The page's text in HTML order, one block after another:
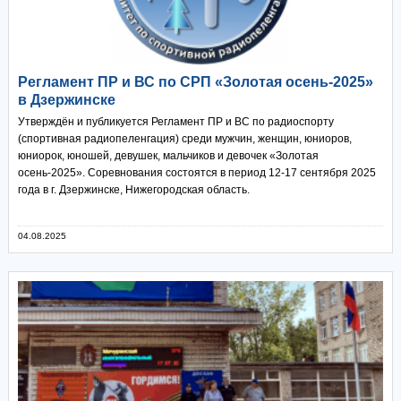
Регламент ПР и ВС по СРП «Золотая осень-2025»
в Дзержинске
Утверждён и публикуется Регламент ПР и ВС по радиоспорту
(спортивная радиопеленгация) среди мужчин, женщин, юниоров,
юниорок, юношей, девушек, мальчиков и девочек «Золотая
осень-2025». Соревнования состоятся в период 12-17 сентября 2025
года в г. Дзержинске, Нижегородская область.
04.08.2025